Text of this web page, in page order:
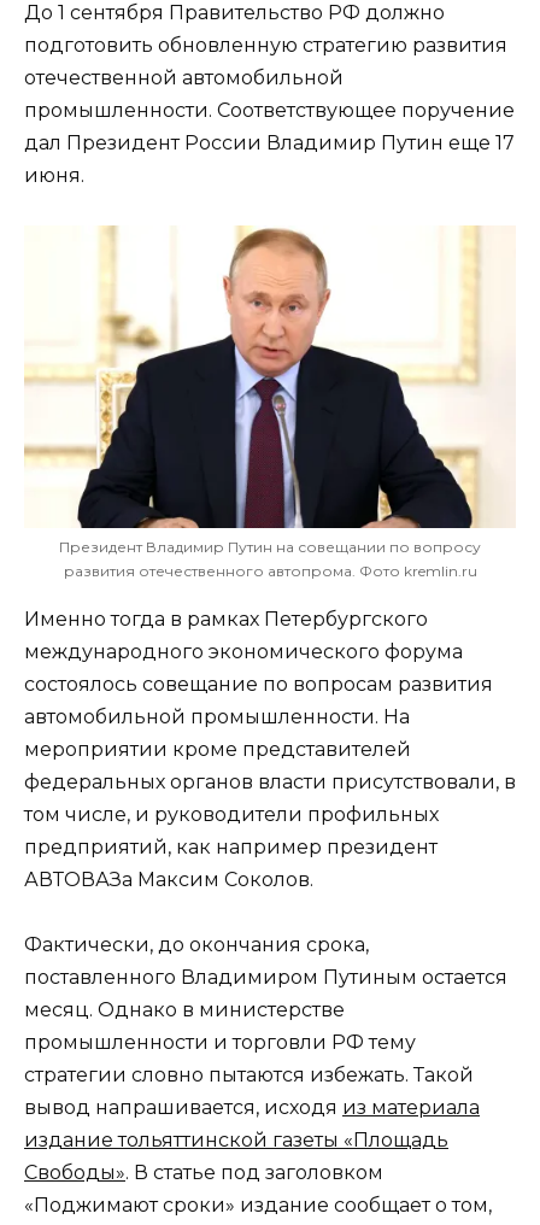
До 1 сентября Правительство РФ должно
подготовить обновленную стратегию развития
отечественной автомобильной
промышленности. Соответствующее поручение
дал Президент России Владимир Путин еще 17
июня.
Президент Владимир Путин на совещании по вопросу
развития отечественного автопрома. Фото kremlin.ru
Именно тогда в рамках Петербургского
международного экономического форума
состоялось совещание по вопросам развития
автомобильной промышленности. На
мероприятии кроме представителей
федеральных органов власти присутствовали, в
том числе, и руководители профильных
предприятий, как например президент
АВТОВАЗа Максим Соколов.
Фактически, до окончания срока,
поставленного Владимиром Путиным остается
месяц. Однако в министерстве
промышленности и торговли РФ тему
стратегии словно пытаются избежать. Такой
вывод напрашивается, исходя из материала
издание тольяттинской газеты «Площадь
Свободы». В статье под заголовком
«Поджимают сроки» издание сообщает о том,